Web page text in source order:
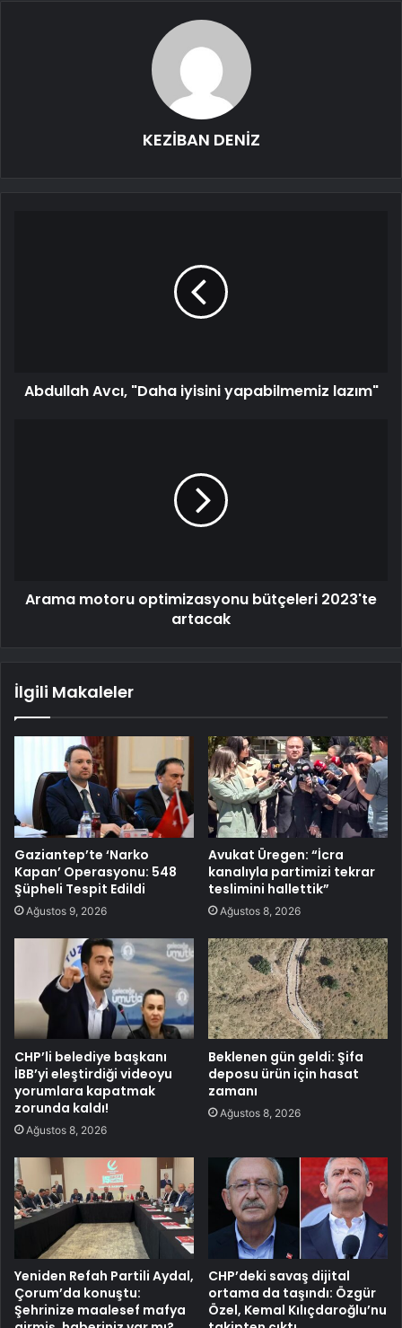
KEZİBAN DENİZ
Abdullah Avcı, "Daha iyisini yapabilmemiz lazım"
Arama motoru optimizasyonu bütçeleri 2023'te
artacak
İlgili Makaleler
Gaziantep’te ‘Narko
Kapan’ Operasyonu: 548
Şüpheli Tespit Edildi
Ağustos 9, 2026
Avukat Üregen: “İcra
kanalıyla partimizi tekrar
teslimini hallettik”
Ağustos 8, 2026
CHP’li belediye başkanı
İBB’yi eleştirdiği videoyu
yorumlara kapatmak
zorunda kaldı!
Ağustos 8, 2026
Beklenen gün geldi: Şifa
deposu ürün için hasat
zamanı
Ağustos 8, 2026
Yeniden Refah Partili Aydal,
Çorum’da konuştu:
Şehrinize maalesef mafya
CHP’deki savaş dijital
ortama da taşındı: Özgür
Özel, Kemal Kılıçdaroğlu’nu